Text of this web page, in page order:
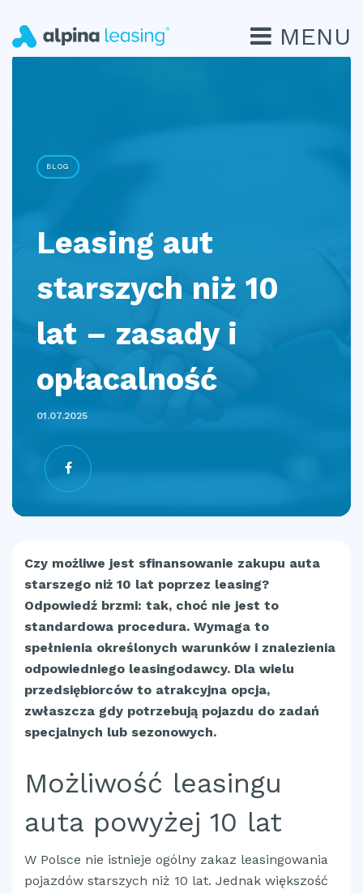
MENU
BLOG
Leasing aut
starszych niż 10
lat – zasady i
opłacalność
01.07.2025
Czy możliwe jest sfinansowanie zakupu auta
starszego niż 10 lat poprzez leasing?
Odpowiedź brzmi: tak, choć nie jest to
standardowa procedura. Wymaga to
spełnienia określonych warunków i znalezienia
odpowiedniego leasingodawcy. Dla wielu
przedsiębiorców to atrakcyjna opcja,
zwłaszcza gdy potrzebują pojazdu do zadań
specjalnych lub sezonowych.
Możliwość leasingu
auta powyżej 10 lat
W Polsce nie istnieje ogólny zakaz leasingowania
pojazdów starszych niż 10 lat. Jednak większość